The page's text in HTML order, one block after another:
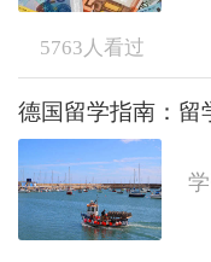
5763 人看过
德国留学指南：留